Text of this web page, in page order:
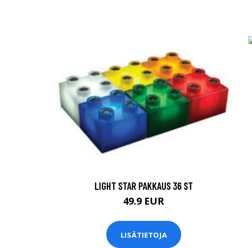
LIGHT STAR PAKKAUS 36 ST
49.9 EUR
LISÄTIETOJA